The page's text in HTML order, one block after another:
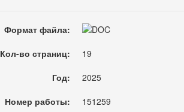
Формат файла:
Кол-во страниц:
19
Год:
2025
Номер работы:
151259